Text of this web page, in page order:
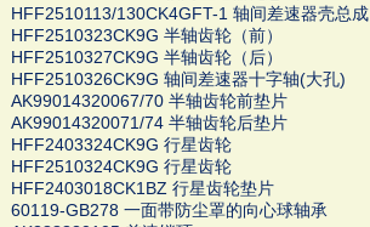
HFF2510113/130CK4GFT-1 轴间差速器壳总成
HFF2510323CK9G 半轴齿轮（前）
HFF2510327CK9G 半轴齿轮（后）
HFF2510326CK9G 轴间差速器十字轴(大孔)
AK99014320067/70 半轴齿轮前垫片
AK99014320071/74 半轴齿轮后垫片
HFF2403324CK9G 行星齿轮
HFF2510324CK9G 行星齿轮
HFF2403018CK1BZ 行星齿轮垫片
60119-GB278 一面带防尘罩的向心球轴承